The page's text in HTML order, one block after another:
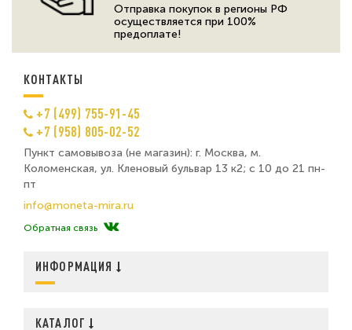
Отправка покупок в регионы РФ
осуществляется при 100%
предоплате!
КОНТАКТЫ
+7 (499) 755-91-45
+7 (958) 805-02-52
Пункт самовывоза (не магазин): г. Москва, м.
Коломенская, ул. Кленовый бульвар 13 к2; с 10 до 21 пн-
пт
info@moneta-mira.ru
Обратная связь
ИНФОРМАЦИЯ
КАТАЛОГ